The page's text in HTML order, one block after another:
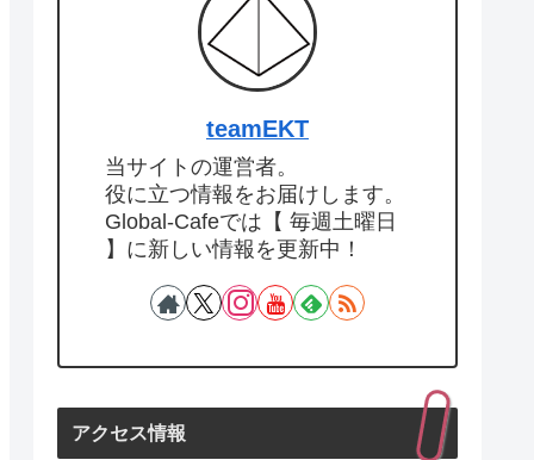
teamEKT
当サイトの運営者。
役に立つ情報をお届けします。
Global-Cafeでは【 毎週土曜日
】に新しい情報を更新中！
アクセス情報